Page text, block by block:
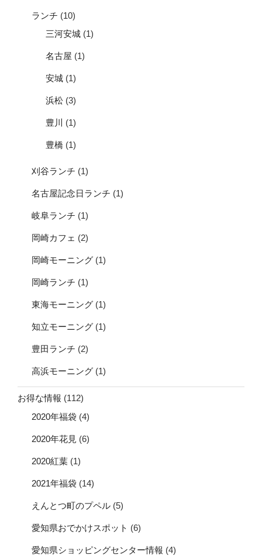
ランチ (10)
三河安城 (1)
名古屋 (1)
安城 (1)
浜松 (3)
豊川 (1)
豊橋 (1)
刈谷ランチ (1)
名古屋記念日ランチ (1)
岐阜ランチ (1)
岡崎カフェ (2)
岡崎モーニング (1)
岡崎ランチ (1)
東海モーニング (1)
知立モーニング (1)
豊田ランチ (2)
高浜モーニング (1)
お得な情報 (112)
2020年福袋 (4)
2020年花見 (6)
2020紅葉 (1)
2021年福袋 (14)
えんとつ町のプペル (5)
愛知県おでかけスポット (6)
愛知県ショッピングセンター情報 (4)